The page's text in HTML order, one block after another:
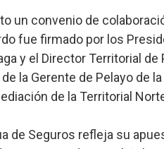
un convenio de
fue firmado por los
y el Director Territorial
la Gerente de Pelayo de
de la Territorial
de Seguros refleja su